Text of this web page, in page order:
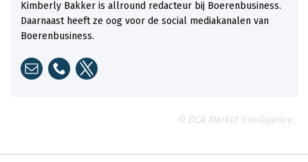
Kimberly Bakker is allround redacteur bij Boerenbusiness.
Daarnaast heeft ze oog voor de social mediakanalen van
Boerenbusiness.
© DCA Market Intelligence.